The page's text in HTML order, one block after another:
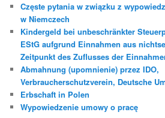
Częste pytania w związku z
w Niemczech
Kindergeld bei unbeschränkter
EStG aufgrund Einnahmen aus
Zeitpunkt des Zuflusses der
Abmahnung (upomnienie) przez IDO,
Verbraucherschutzverein, Deutsche
Erbschaft in Polen
Wypowiedzenie umowy o pracę